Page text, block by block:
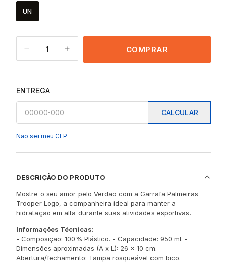
UN
1 COMPRAR
ENTREGA
CALCULAR
Não sei meu CEP
DESCRIÇÃO DO PRODUTO
Mostre o seu amor pelo Verdão com a Garrafa Palmeiras
Trooper Logo, a companheira ideal para manter a
hidratação em alta durante suas atividades esportivas.
Informações Técnicas:
- Composição: 100% Plástico. - Capacidade: 950 ml. -
Dimensões aproximadas (A x L): 26 x 10 cm. -
Abertura/fechamento: Tampa rosqueável com bico.